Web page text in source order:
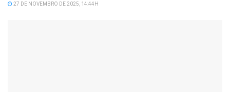
27 DE NOVEMBRO DE 2025, 14:44H